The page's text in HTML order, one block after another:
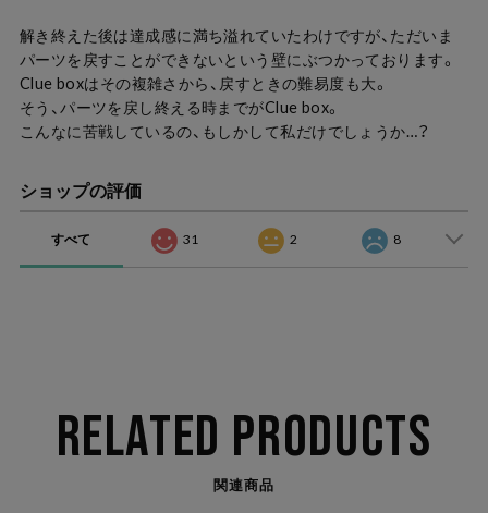
解き終えた後は達成感に満ち溢れていたわけですが、ただいま
パーツを戻すことができないという壁にぶつかっております。
Clue boxはその複雑さから、戻すときの難易度も大。
そう、パーツを戻し終える時までがClue box。
こんなに苦戦しているの、もしかして私だけでしょうか…？
ショップの評価
すべて 31 2 8
RELATED PRODUCTS
関連商品